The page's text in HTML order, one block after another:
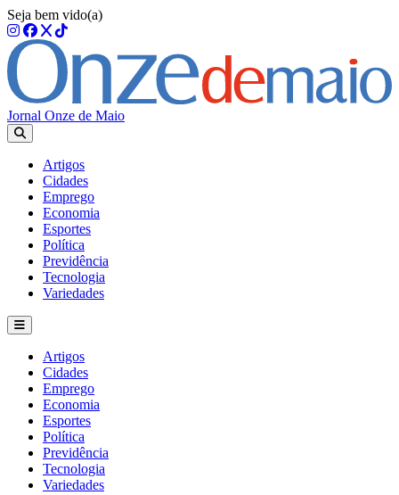
Seja bem vido(a)
Jornal Onze de Maio
Artigos
Cidades
Emprego
Economia
Esportes
Política
Previdência
Tecnologia
Variedades
Artigos
Cidades
Emprego
Economia
Esportes
Política
Previdência
Tecnologia
Variedades